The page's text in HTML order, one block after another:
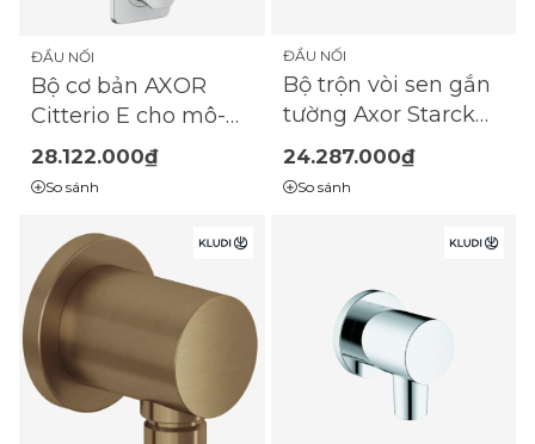
ĐẦU NỐI
Bộ cơ bản AXOR
Citterio E cho mô-
đun nhiệt độ
380/120 để lắp đặt
28.122.000₫
So sánh
ĐẦU NỐI
Bộ trộn vòi sen gắn
tường Axor Starck
10665000
24.287.000₫
So sánh